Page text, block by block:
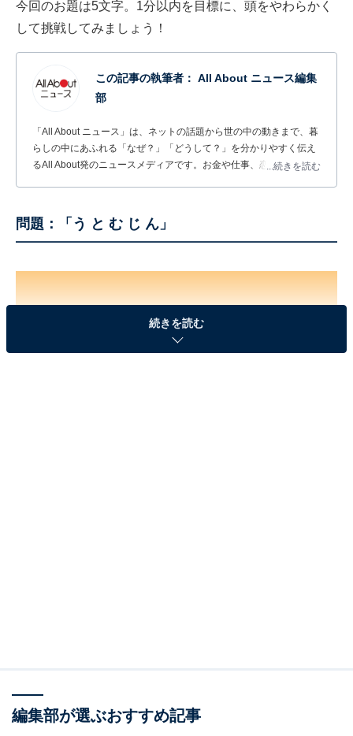
今回のお題は5文字。1分以内を目標に、頭をやわらかく
して挑戦してみましょう！
この記事の執筆者： All About ニュース編集
部
「All About ニュース」は、ネットの話題から世の中の動きまで、暮
らしの中にあふれる「なぜ？」「どうして？」を分かりやすく伝え
るAll About発のニュースメディアです。お金や仕事、恋愛、ITに関
...続きを読む
問題：「う と む じ ん」
【アナグラムクイズ】「う こ て は ん」を並
続きを読む
編集部が選ぶおすすめ記事